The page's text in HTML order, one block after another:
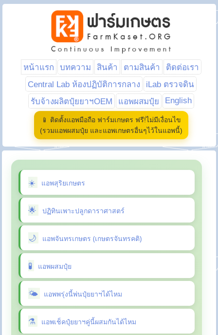
หน้าแรก บทความ สินค้า ตามสินค้า
ติดต่อเรา
Central Lab ห้องปฏิบัติการกลาง
iLab ตรวจดิน
รับจ้างผลิตปุ๋ยยาฯOEM
แอพผสมปุ๋ย English
📱 ติดตั้งแอพมือถือ ฟาร์มเกษตร ฟรี!ไม่มีเงื่อนไข
(รวมแอพผสมปุ๋ย และแอพเกษตรอื่นๆไว้ในแอพนี้)
แอพสุริยเกษตร
ปฏิทินเพาะปลูกดาราศาสตร์
แอพจันทรเกษตร (เกษตรจันทรคติ)
แอพผสมปุ๋ย
แอพพรุ่งนี้พ่นปุ๋ยยาฯได้ไหม
แอพเช็คปุ๋ยยาฯคู่นี้ผสมกันได้ไหม